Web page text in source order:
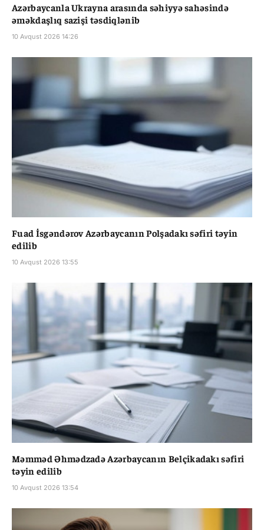
Azərbaycanla Ukrayna arasında səhiyyə sahəsində
əməkdaşlıq sazişi təsdiqlənib
10 Avqust 2026 14:26
Fuad İsgəndərov Azərbaycanın Polşadakı səfiri təyin
edilib
10 Avqust 2026 13:55
Məmməd Əhmədzadə Azərbaycanın Belçikadakı səfiri
təyin edilib
10 Avqust 2026 13:54